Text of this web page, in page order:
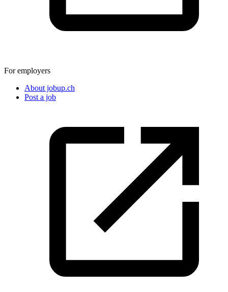
For employers
About jobup.ch
Post a job